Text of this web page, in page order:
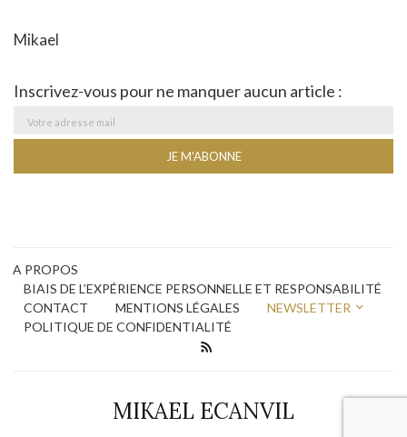
Mikael
Inscrivez-vous pour ne manquer aucun article :
A PROPOS
BIAIS DE L’EXPÉRIENCE PERSONNELLE ET RESPONSABILITÉ
CONTACT
MENTIONS LÉGALES
NEWSLETTER
POLITIQUE DE CONFIDENTIALITÉ
MIKAEL ECANVIL